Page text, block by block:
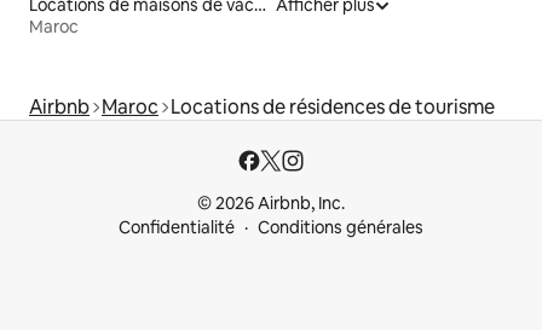
Locations de maisons de vacances
Maroc
Afficher plus
Airbnb Maroc Locations de résidences de tourisme
© 2026 Airbnb, Inc.
Confidentialité
Conditions générales